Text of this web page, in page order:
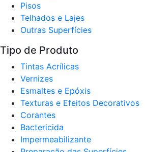
Pisos
Telhados e Lajes
Outras Superfícies
Tipo de Produto
Tintas Acrílicas
Verniz​es
Esmaltes e Epóxis
Texturas e Efeitos Decorativos
Corantes​
Bactericida
Impermeabilizante